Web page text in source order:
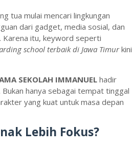
tua mulai mencari lingkungan
dari gadget, media sosial, dan
Karena itu, keyword seperti
school terbaik di Jawa Timurkini
SEKOLAH IMMANUELhadir
hanya sebagai tempat tinggal
yang kuat untuk masa depan
Lebih Fokus?